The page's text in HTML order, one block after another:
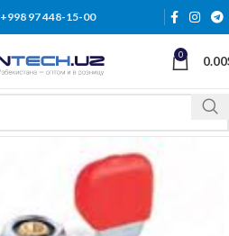
+998 97 448-15-00
0 0.00